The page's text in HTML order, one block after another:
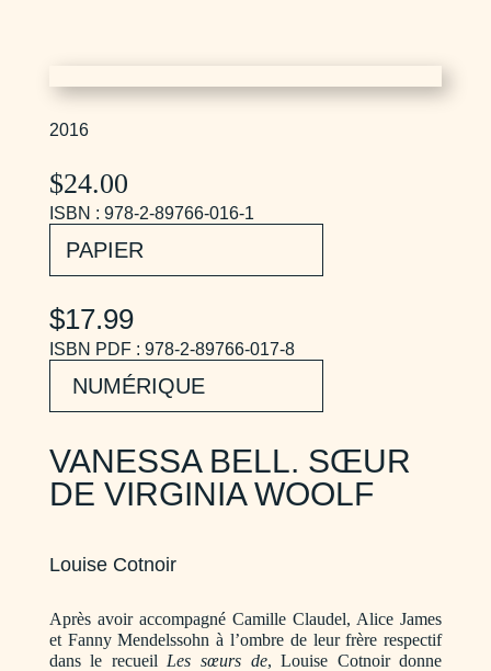
2016
$24.00
ISBN : 978-2-89766-016-1
PAPIER
$17.99
ISBN PDF : 978-2-89766-017-8
NUMÉRIQUE
VANESSA BELL. SŒUR
DE VIRGINIA WOOLF
Louise Cotnoir
Après avoir accompagné Camille Claudel, Alice James
et Fanny Mendelssohn à l’ombre de leur frère respectif
dans le recueil Les sœurs de, Louise Cotnoir donne